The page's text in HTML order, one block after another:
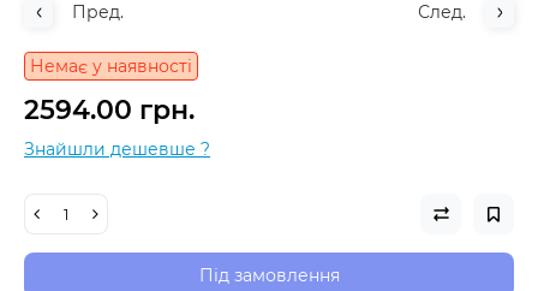
Пред. След.
Немає у наявності
2594.00 грн.
Знайшли дешевше ?
Під замовлення